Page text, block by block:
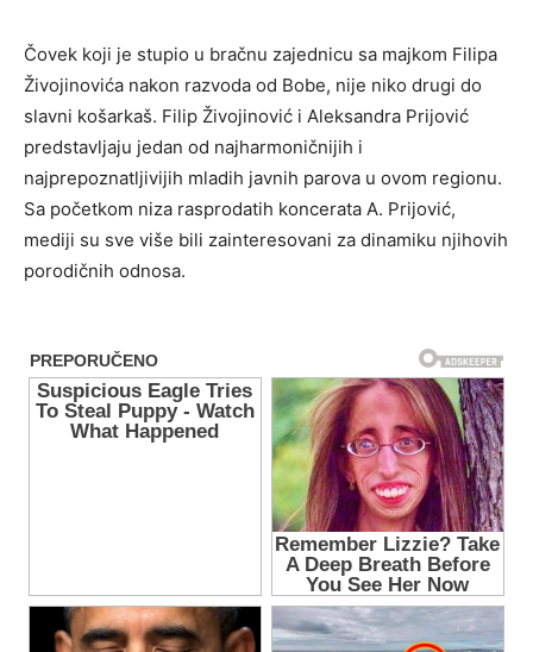
Čovek koji je stupio u bračnu zajednicu sa majkom Filipa
Živojinovića nakon razvoda od Bobe, nije niko drugi do
slavni košarkaš. Filip Živojinović i Aleksandra Prijović
predstavljaju jedan od najharmoničnijih i
najprepoznatljivijih mladih javnih parova u ovom regionu.
Sa početkom niza rasprodatih koncerata A. Prijović,
mediji su sve više bili zainteresovani za dinamiku njihovih
porodičnih odnosa.